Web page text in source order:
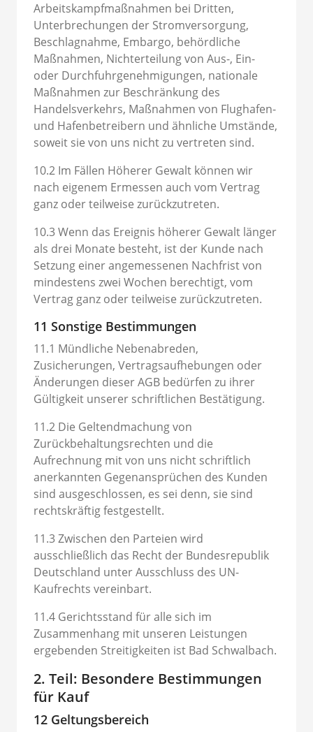
Arbeitskampfmaßnahmen bei Dritten,
Unterbrechungen der Stromversorgung,
Beschlagnahme, Embargo, behördliche
Maßnahmen, Nichterteilung von Aus-, Ein-
oder Durchfuhrgenehmigungen, nationale
Maßnahmen zur Beschränkung des
Handelsverkehrs, Maßnahmen von Flughafen-
und Hafenbetreibern und ähnliche Umstände,
soweit sie von uns nicht zu vertreten sind.
10.2 Im Fällen Höherer Gewalt können wir
nach eigenem Ermessen auch vom Vertrag
ganz oder teilweise zurückzutreten.
10.3 Wenn das Ereignis höherer Gewalt länger
als drei Monate besteht, ist der Kunde nach
Setzung einer angemessenen Nachfrist von
mindestens zwei Wochen berechtigt, vom
Vertrag ganz oder teilweise zurückzutreten.
11 Sonstige Bestimmungen
11.1 Mündliche Nebenabreden,
Zusicherungen, Vertragsaufhebungen oder
Änderungen dieser AGB bedürfen zu ihrer
Gültigkeit unserer schriftlichen Bestätigung.
11.2 Die Geltendmachung von
Zurückbehaltungsrechten und die
Aufrechnung mit von uns nicht schriftlich
anerkannten Gegenansprüchen des Kunden
sind ausgeschlossen, es sei denn, sie sind
rechtskräftig festgestellt.
11.3 Zwischen den Parteien wird
ausschließlich das Recht der Bundesrepublik
Deutschland unter Ausschluss des UN-
Kaufrechts vereinbart.
11.4 Gerichtsstand für alle sich im
Zusammenhang mit unseren Leistungen
ergebenden Streitigkeiten ist Bad Schwalbach.
2. Teil: Besondere Bestimmungen
für Kauf
12 Geltungsbereich